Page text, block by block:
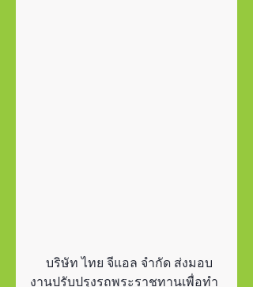
บริษัท ไทย จีแอล จำกัด ส่งมอบ
งานปรับปรุงรถพระราชทานเพื่อทำ